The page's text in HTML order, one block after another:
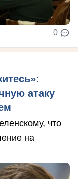
0
атаку
что
на